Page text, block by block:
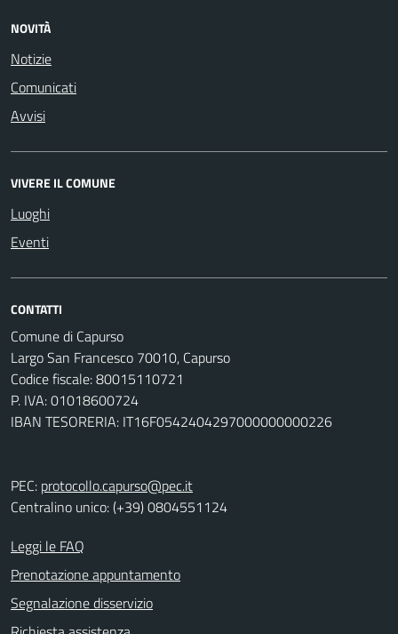
NOVITÀ
Notizie
Comunicati
Avvisi
VIVERE IL COMUNE
Luoghi
Eventi
CONTATTI
Comune di Capurso
Largo San Francesco 70010, Capurso
Codice fiscale: 80015110721
P. IVA: 01018600724
IBAN TESORERIA: IT16F0542404297000000000226
PEC: protocollo.capurso@pec.it
Centralino unico: (+39) 0804551124
Leggi le FAQ
Prenotazione appuntamento
Segnalazione disservizio